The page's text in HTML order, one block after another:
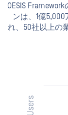
OESIS
ンは、1億
れ、50社以上の